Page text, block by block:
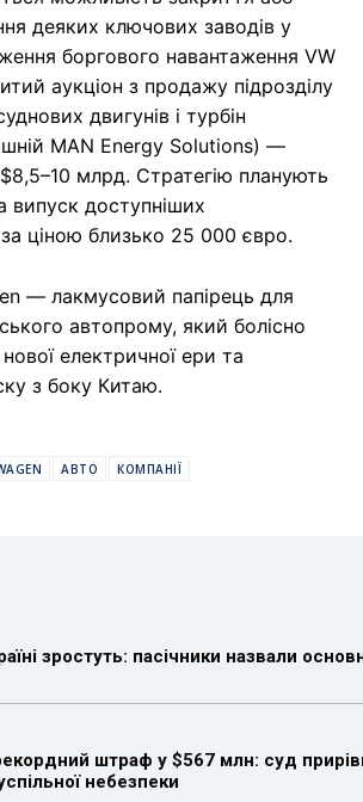
деяких ключових заводів у
боргового навантаження VW
аукціон з продажу підрозділу
двигунів і турбін
MAN Energy Solutions) —
млрд. Стратегію планують
випуск доступніших
за ціною близько 25 000 євро.
— лакмусовий папірець для
автопрому, який болісно
електричної ери та
з боку Китаю.
АВТО КОМПАНІЇ
зростуть: пасічники назвали
штраф у $567 млн: суд
небезпеки